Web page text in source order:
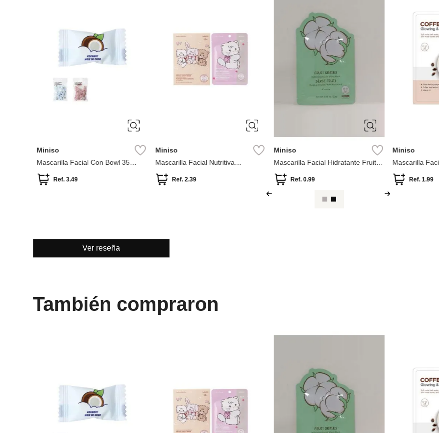
Miniso
Mascarilla Facial Con Bowl 35
Ref. 3.49
Miniso
Mascarilla Facial Nutritiva
Ref.2.39
Miniso
Mascarilla Facial Hidratante Fruit
Ref. 0.99
Miniso
Mascarilla
Ref. 1.99
Ver reseña
También compraron